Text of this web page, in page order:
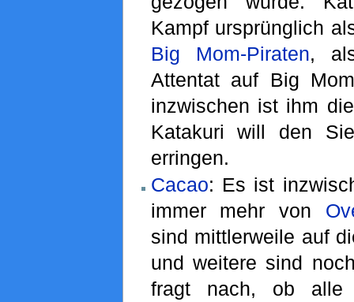
Kampf ursprünglich
Big Mom-Piraten,
Attentat auf Big
inzwischen ist ihm
Katakuri will den
erringen.
Cacao: Es ist
immer mehr von
sind mittlerweile auf
und weitere sind
fragt nach, ob alle